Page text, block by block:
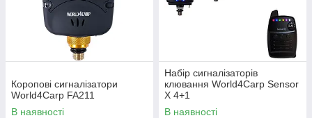
Коропові сигналізатори
World4Carp FA211
В наявності
Набір сигналізаторів
клювання World4Carp Sensor
X 4+1
В наявності